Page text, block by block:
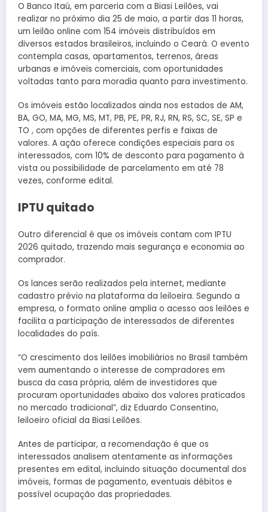
O Banco Itaú, em parceria com a Biasi Leilões, vai
realizar no próximo dia 25 de maio, a partir das 11 horas,
um leilão online com 154 imóveis distribuídos em
diversos estados brasileiros, incluindo o Ceará. O evento
contempla casas, apartamentos, terrenos, áreas
urbanas e imóveis comerciais, com oportunidades
voltadas tanto para moradia quanto para investimento.
Os imóveis estão localizados ainda nos estados de AM,
BA, GO, MA, MG, MS, MT, PB, PE, PR, RJ, RN, RS, SC, SE, SP e
TO , com opções de diferentes perfis e faixas de
valores. A ação oferece condições especiais para os
interessados, com 10% de desconto para pagamento à
vista ou possibilidade de parcelamento em até 78
vezes, conforme edital.
IPTU quitado
Outro diferencial é que os imóveis contam com IPTU
2026 quitado, trazendo mais segurança e economia ao
comprador.
Os lances serão realizados pela internet, mediante
cadastro prévio na plataforma da leiloeira. Segundo a
empresa, o formato online amplia o acesso aos leilões e
facilita a participação de interessados de diferentes
localidades do país.
“O crescimento dos leilões imobiliários no Brasil também
vem aumentando o interesse de compradores em
busca da casa própria, além de investidores que
procuram oportunidades abaixo dos valores praticados
no mercado tradicional”, diz Eduardo Consentino,
leiloeiro oficial da Biasi Leilões.
Antes de participar, a recomendação é que os
interessados analisem atentamente as informações
presentes em edital, incluindo situação documental dos
imóveis, formas de pagamento, eventuais débitos e
possível ocupação das propriedades.